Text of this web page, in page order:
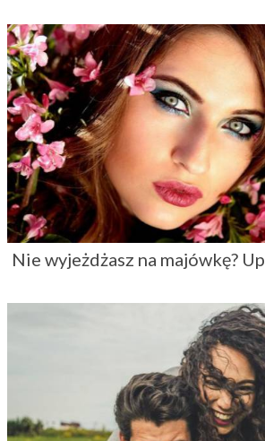
Nie wyjeżdżasz na majówkę?